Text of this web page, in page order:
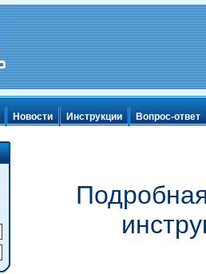
Новости Инструкции Вопрос-ответ